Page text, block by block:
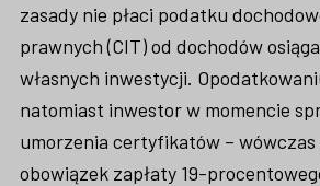
zasady nie płaci podatku
prawnych (CIT) od dochodów
własnych inwestycji.
natomiast inwestor w momencie
umorzenia certyfikatów – wówczas
obowiązek zapłaty 19-